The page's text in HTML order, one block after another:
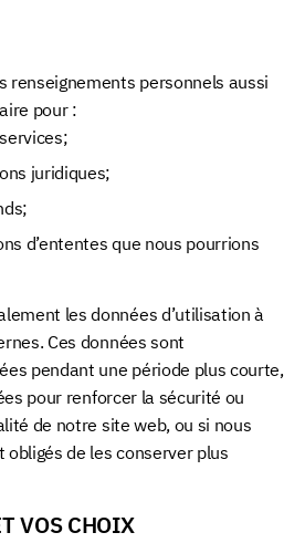
renseignements personnels aussi
pour :
juridiques;
d’ententes que nous pourrions
les données d’utilisation à
Ces données sont
pendant une période plus courte,
pour renforcer la sécurité ou
de notre site web, ou si nous
de les conserver plus
VOS CHOIX